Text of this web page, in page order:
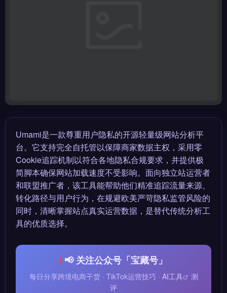
Umami是一款尊重用户隐私的开源轻量级网站分析平
台。它支持完全自托管以保障商家数据主权，采用零
Cookie追踪机制以符合各地隐私合规要求，并提供极
简脚本确保网站加载速度不受影响。面向独立站运营者
和联盟推广者，该工具能帮助他们精准追踪流量来源、
转化路径与用户行为，在规避欧美严苛隐私监管风险的
同时，清晰掌握站点真实运营数据，是替代传统分析工
具的优质选择。
📢 关注公众号「宝藏号」
每日分享跨境电商干货 · TikTok运营技巧 · AI工具
测
评